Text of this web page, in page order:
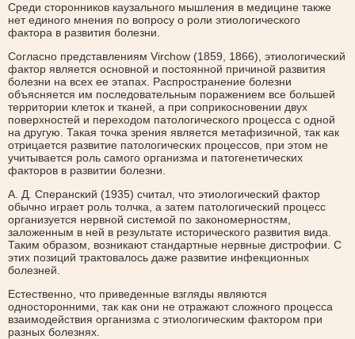
Среди сторонников каузального мышления в медицине также
нет единого мнения по вопросу о роли этиологического
фактора в развития болезни.
Согласно представлениям Virchow (1859, 1866), этиологический
фактор является основной и постоянной причиной развития
болезни на всех ее этапах. Распространение болезни
объясняется им последовательным поражением все большей
территории клеток и тканей, а при соприкосновении двух
поверхностей и переходом патологического процесса с одной
на другую. Такая точка зрения является метафизичной, так как
отрицается развитие патологических процессов, при этом не
учитывается роль самого организма и патогенетических
факторов в развитии болезни.
А. Д. Сперанский (1935) считал, что этиологический фактор
обычно играет роль толчка, а затем патологический процесс
организуется нервной системой по закономерностям,
заложенным в ней в результате исторического развития вида.
Таким образом, возникают стандартные нервные дистрофии. С
этих позиций трактовалось даже развитие инфекционных
болезней.
Естественно, что приведенные взгляды являются
односторонними, так как они не отражают сложного процесса
взаимодействия организма с этиологическим фактором при
разных болезнях.